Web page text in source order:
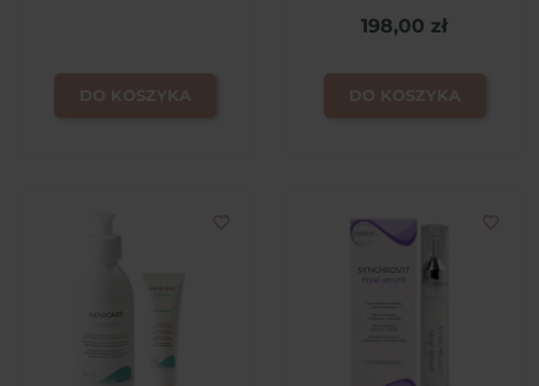
DO KOSZYKA
198,00 zł
DO KOSZYKA
favorite_border favorite_border